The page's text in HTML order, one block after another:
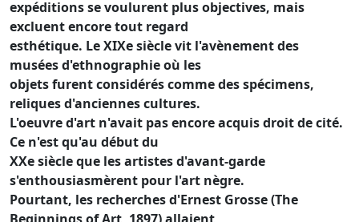
expéditions se voulurent plus objectives, mais
excluent encore tout regard
esthétique. Le XIXe siècle vit l'avènement des
musées d'ethnographie où les
objets furent considérés comme des spécimens,
reliques d'anciennes cultures.
L'oeuvre d'art n'avait pas encore acquis droit de cité.
Ce n'est qu'au début du
XXe siècle que les artistes d'avant-garde
s'enthousiasmèrent pour l'art nègre.
Pourtant, les recherches d'Ernest Grosse (The